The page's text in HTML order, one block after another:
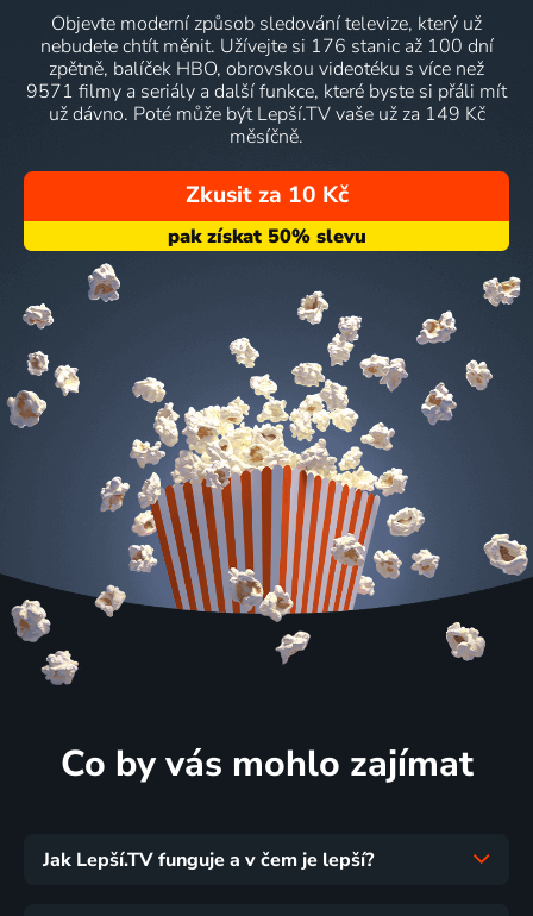
Objevte moderní způsob sledování televize, který už
nebudete chtít měnit. Užívejte si 176 stanic až 100 dní
zpětně, balíček HBO, obrovskou videotéku s více než
9571 filmy a seriály a další funkce, které byste si přáli mít
už dávno. Poté může být Lepší.TV vaše už za 149 Kč
měsíčně.
Zkusit za 10 Kč
Co by vás mohlo zajímat
Jak Lepší.TV funguje a v čem je lepší?